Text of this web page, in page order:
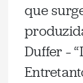
que
Duffer –